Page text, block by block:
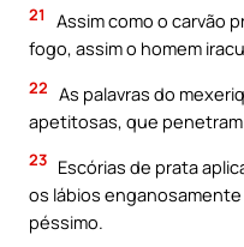
21
Assim como o carvão
fogo, assim o homem
22 As palavras do
apetitosas, que
23 Escórias de prata
os lábios
péssimo.